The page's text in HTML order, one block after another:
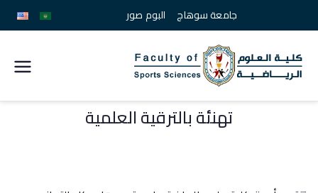
جامعة سوهاج البوم صور
علوم
تهنئة بالترقية العلمية